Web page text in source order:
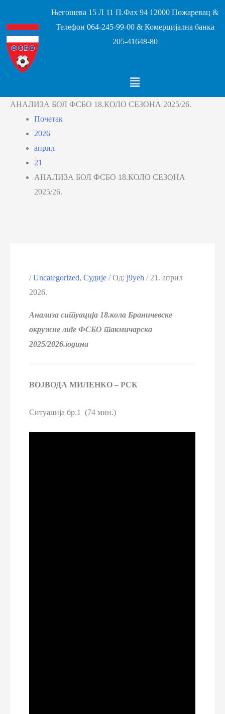
Његошева 15 Л 11 П.Фах 94 12000 Пожаревац &
Телефон 064-245-99-00 & Комерцијална банка
205-41648-80
АНАЛИЗА БОЛ ФСБО 18.КОЛО СЕЗОНА 2025/26.
Почетак
2026
април
21
АНАЛИЗА БОЛ ФСБО 18.КОЛО СЕЗОНА
2025/26.
/Uncategorized,Судије / Од: j9yeh/ 21. април
2026.
Анализа ситуација 18.кола Браничевске
окружне лиге ФСБО такмичарска
2025/2026.година
ВОЈВОДА МИЛЕНКО – РСК
Ситуација бр.1 (74 мин.)